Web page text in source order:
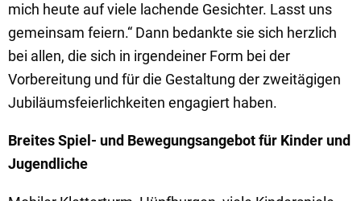
mich heute auf viele lachende Gesichter. Lasst uns
gemeinsam feiern.“ Dann bedankte sie sich herzlich
bei allen, die sich in irgendeiner Form bei der
Vorbereitung und für die Gestaltung der zweitägigen
Jubiläumsfeierlichkeiten engagiert haben.
Breites Spiel- und Bewegungsangebot für Kinder und
Jugendliche